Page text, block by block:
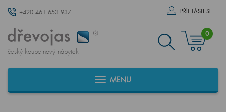
+420 461 653 937 PŘÍHLÁSIT SE
český koupelnový nábytek
0
MENU